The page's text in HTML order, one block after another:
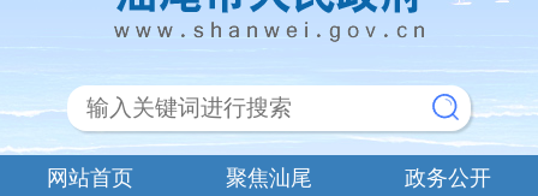
网站首页 聚焦汕尾
政务公开